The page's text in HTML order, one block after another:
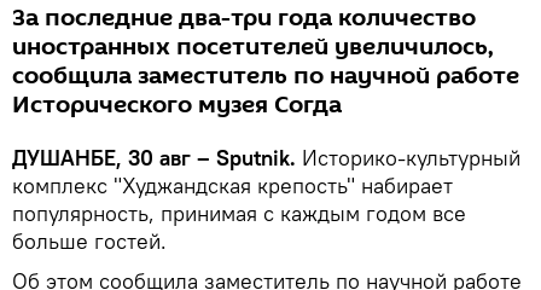
За последние два-три года количество
иностранных посетителей увеличилось,
сообщила заместитель по научной работе
Исторического музея Согда
ДУШАНБЕ, 30 авг – Sputnik. Историко-культурный
комплекс "Худжандская крепость" набирает
популярность, принимая с каждым годом все
больше гостей.
Об этом сообщила заместитель по научной работе